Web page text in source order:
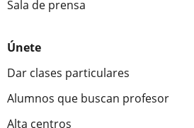
Sala de prensa
Únete
Dar clases particulares
Alumnos que buscan profesor
Alta centros